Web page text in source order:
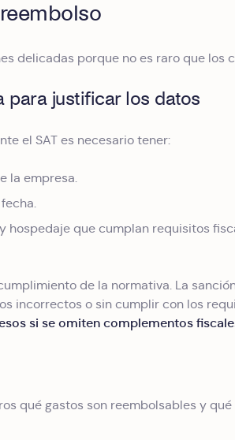
delicadas porque no es raro que los
para justificar los datos
el SAT es necesario tener:
la empresa.
hospedaje que cumplan requisitos
de la normativa. La
incorrectos o sin cumplir con los
si se omiten complementos
qué gastos son reembolsables y